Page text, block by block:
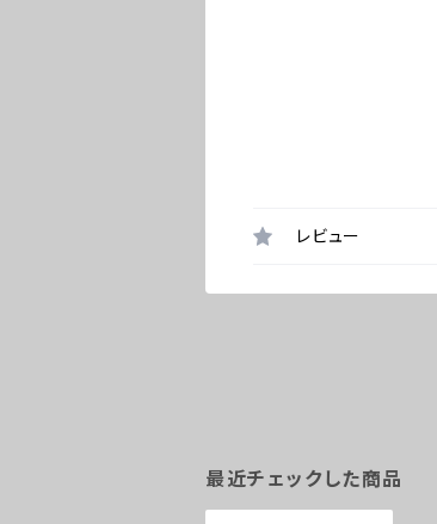
レビュー
最近チェックした商品